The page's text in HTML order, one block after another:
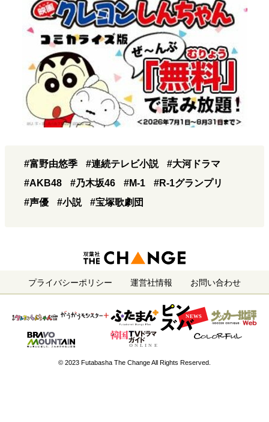
#富野由悠季 #連続テレビ小説
#大河ドラマ
#AKB48
#乃木坂46 #M-1
#R-1グランプリ
#声優
#小説 #宝塚歌劇団
プライバシーポリシー 運営社情報 お問い合わせ
© 2023 Futabasha The Change All Rights Reserved.